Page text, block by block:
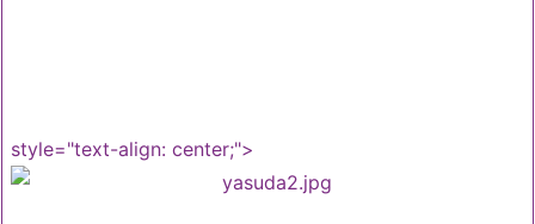
style="text-align: center;">